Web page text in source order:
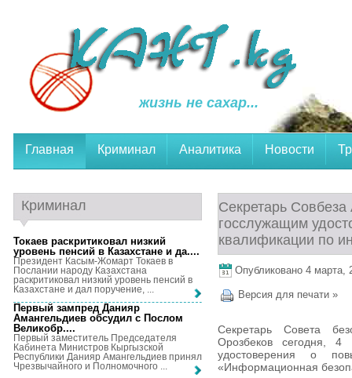
жизнь не сахар...
Главная Криминал Аналитика Новости
Секретарь
госслужащим
квалификации по
Опубликовано 4 марта,
Версия для печати »
Секретарь Совета
Орозбеков сегодня, 4
удостоверения о
«Информационная
Криминал
Токаев раскритиковал низкий
уровень пенсий в Казахстане и да....
Президент Касым-Жомарт Токаев в
Послании народу Казахстана
раскритиковал низкий уровень пенсий в
Казахстане и дал поручение, ...
Первый зампред Данияр
Амангельдиев обсудил с Послом
Великобр....
Первый заместитель Председателя
Кабинета Министров Кыргызской
Республики Данияр Амангельдиев принял
Чрезвычайного и Полномочного ...